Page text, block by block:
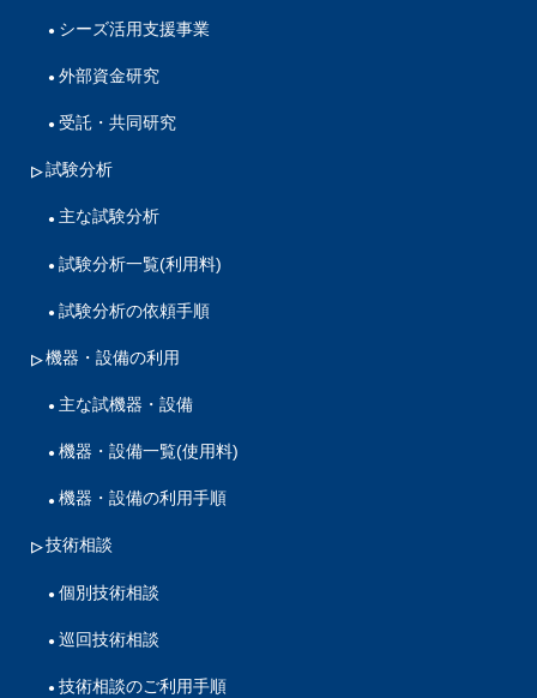
シーズ活用支援事業
外部資金研究
受託・共同研究
試験分析
主な試験分析
試験分析一覧(利用料)
試験分析の依頼手順
機器・設備の利用
主な試機器・設備
機器・設備一覧(使用料)
機器・設備の利用手順
技術相談
個別技術相談
巡回技術相談
技術相談のご利用手順